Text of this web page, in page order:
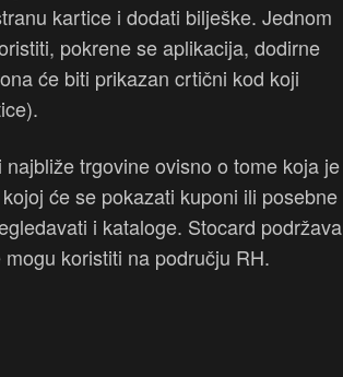
kartice i dodati bilješke. Jednom
pokrene se aplikacija, dodirne
će biti prikazan crtični kod koji
trgovine ovisno o tome koja je
će se pokazati kuponi ili posebne
i kataloge. Stocard podržava
koristiti na području RH.